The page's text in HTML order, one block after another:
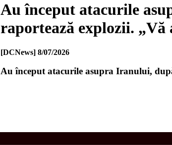
Au început atacurile
raportează explozii.
[DCNews] 8/07/2026
Au început atacurile asupra Iranului,